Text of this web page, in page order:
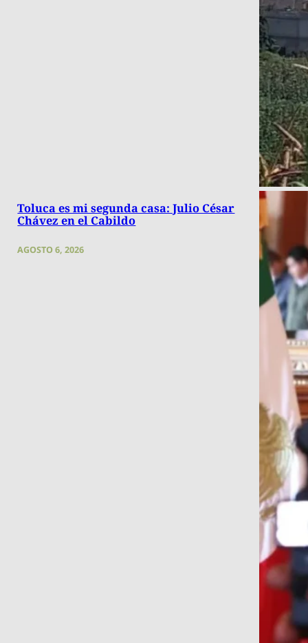
Toluca es mi segunda casa: Julio César
Chávez en el Cabildo
AGOSTO 6, 2026